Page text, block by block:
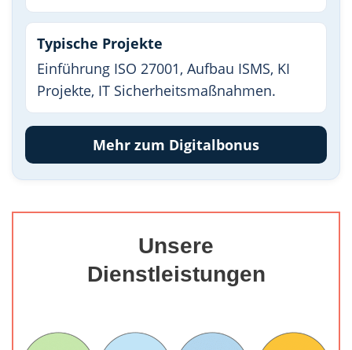
Typische Projekte
Einführung ISO 27001, Aufbau ISMS, KI
Projekte, IT Sicherheitsmaßnahmen.
Mehr zum Digitalbonus
Unsere
Dienstleistungen